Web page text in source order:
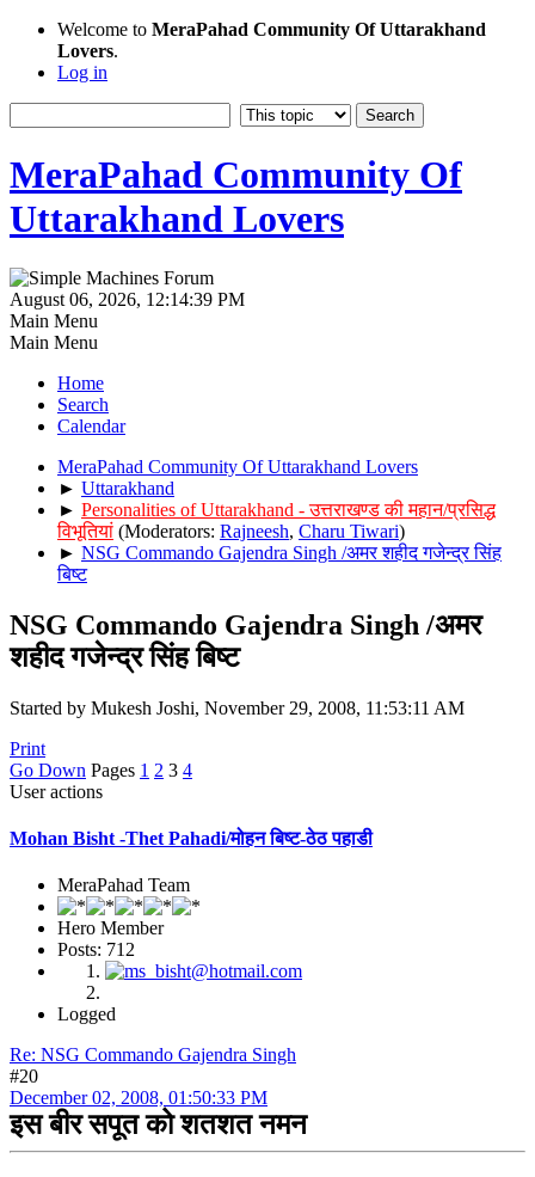
Welcome to MeraPahad Community Of Uttarakhand
Lovers.
Log in
MeraPahad Community Of
Uttarakhand Lovers
August 06, 2026, 12:14:39 PM
Main Menu
Main Menu
Home
Search
Calendar
MeraPahad Community Of Uttarakhand Lovers
► Uttarakhand
► Personalities of Uttarakhand - उत्तराखण्ड की महान/प्रसिद्ध
विभूतियां (Moderators: Rajneesh, Charu Tiwari)
► NSG Commando Gajendra Singh /अमर शहीद गजेन्द्र सिंह
बिष्ट
NSG Commando Gajendra Singh /अमर
शहीद गजेन्द्र सिंह बिष्ट
Started by Mukesh Joshi, November 29, 2008, 11:53:11 AM
Print
Go Down Pages 1 2 3 4
User actions
Mohan Bisht -Thet Pahadi/मोहन बिष्ट-ठेठ पहाडी
MeraPahad Team
Hero Member
Posts: 712
Logged
Re: NSG Commando Gajendra Singh
#20
December 02, 2008, 01:50:33 PM
इस बीर सपूत को शतशत नमन